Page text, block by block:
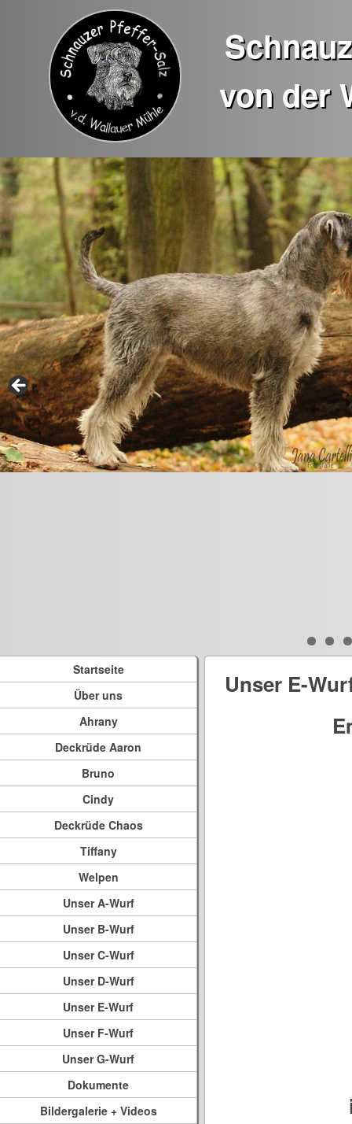
von der
Startseite
Über uns
Ahrany
Deckrüde Aaron
Bruno
Cindy
Deckrüde Chaos
Tiffany
Welpen
Unser A-Wurf
Unser B-Wurf
Unser C-Wurf
Unser D-Wurf
Unser E-Wurf
Unser F-Wurf
Unser G-Wurf
Dokumente
Bildergalerie + Videos
Unser E-